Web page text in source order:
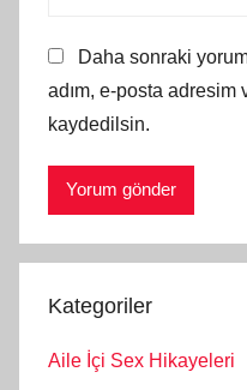
Daha sonraki
adım, e-posta adresim
kaydedilsin.
Kategoriler
Aile İçi Sex Hikayeleri